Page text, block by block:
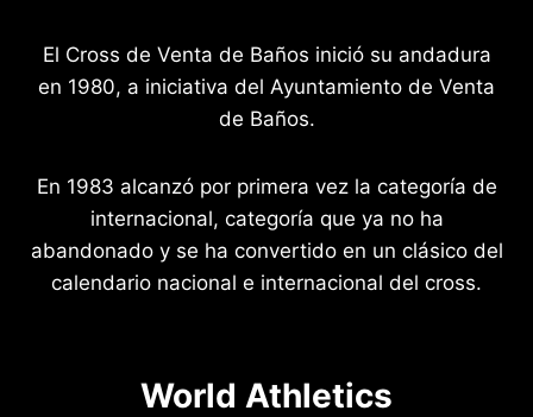
El Cross de Venta de Baños inició su andadura
en 1980, a iniciativa del Ayuntamiento de Venta
de Baños.
En 1983 alcanzó por primera vez la categoría de
internacional, categoría que ya no ha
abandonado y se ha convertido en un clásico del
calendario nacional e internacional del cross.
World Athletics